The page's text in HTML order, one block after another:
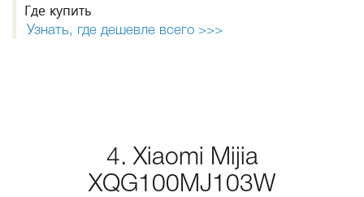
Где купить
Узнать, где дешевле всего >>>
4. Xiaomi Mijia
XQG100MJ103W